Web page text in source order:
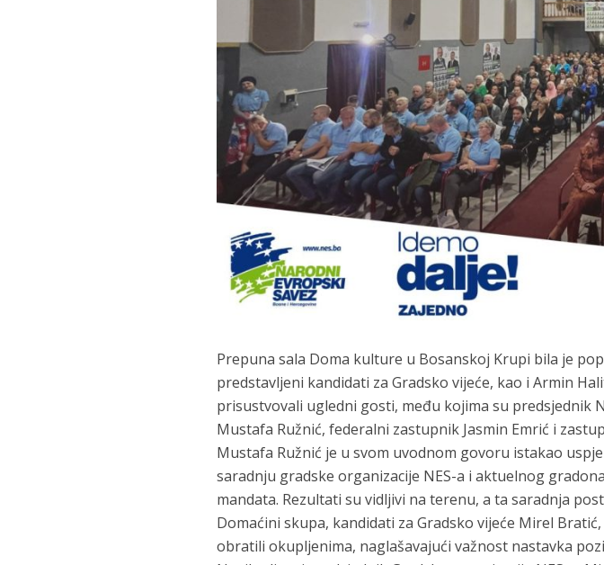
Prepuna sala Doma kulture u Bosanskoj Krupi bila je
predstavljeni kandidati za Gradsko vijeće, kao i Armin
prisustvovali ugledni gosti, među kojima su predsjednik
Mustafa Ružnić, federalni zastupnik Jasmin Emrić i
Mustafa Ružnić je u svom uvodnom govoru istakao
saradnju gradske organizacije NES-a i aktuelnog
mandata. Rezultati su vidljivi na terenu, a ta saradnja
Domaćini skupa, kandidati za Gradsko vijeće Mirel
obratili okupljenima, naglašavajući važnost nastavka